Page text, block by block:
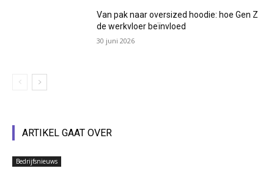
Van pak naar oversized hoodie: hoe Gen Z
de werkvloer beïnvloed
30 juni 2026
ARTIKEL GAAT OVER
Bedrijfsnieuws